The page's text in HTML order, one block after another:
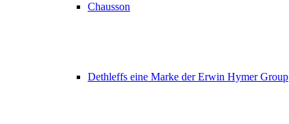
Chausson
Dethleffs eine Marke der Erwin Hymer Group